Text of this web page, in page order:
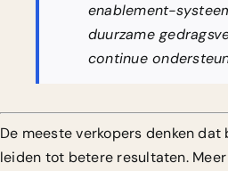
enablement-
duurzame
continue
De meeste verkopers denken
leiden tot betere resultaten.